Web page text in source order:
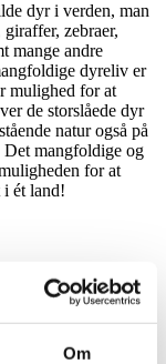
Om
dyr i verden, man
zebraer,
mange andre
dyreliv er
mulighed for at
de storslåede dyr
natur også på
mangfoldige og
for at
i ét land!